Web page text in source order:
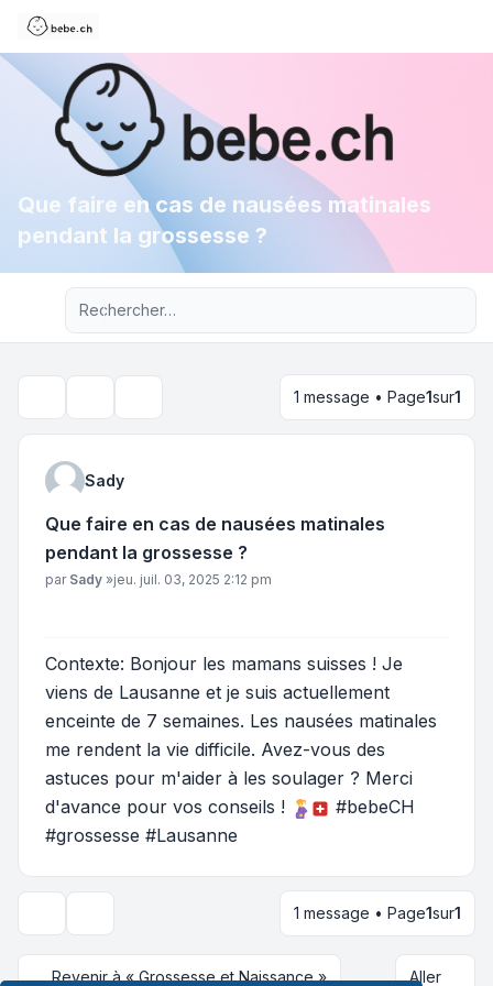
Que faire en cas de nausées matinales
pendant la grossesse ?
Recherche avancée
1 message • Page1sur1
Sady
Que faire en cas de nausées matinales
pendant la grossesse ?
Message
par Sady »jeu. juil. 03, 2025 2:12 pm
Contexte: Bonjour les mamans suisses ! Je
viens de Lausanne et je suis actuellement
enceinte de 7 semaines. Les nausées matinales
me rendent la vie difficile. Avez-vous des
astuces pour m'aider à les soulager ? Merci
d'avance pour vos conseils !
#bebeCH
#grossesse #Lausanne
1 message • Page1sur1
Revenir à « Grossesse et Naissance » Aller